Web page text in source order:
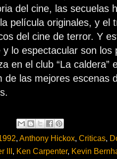
del cine, las secuelas
película originales, y el
del cine de terror. Y
y lo espectacular son los
en el club “La caldera”
de las mejores escenas
, Anthony Hickox, Criticas,
III, Ken Carpenter, Kevin